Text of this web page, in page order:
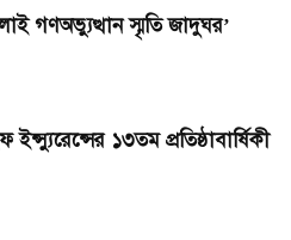
গণঅভ্যুত্থান স্মৃতি জাদুঘর’
১৩তম প্রতিষ্ঠাবার্ষিকী